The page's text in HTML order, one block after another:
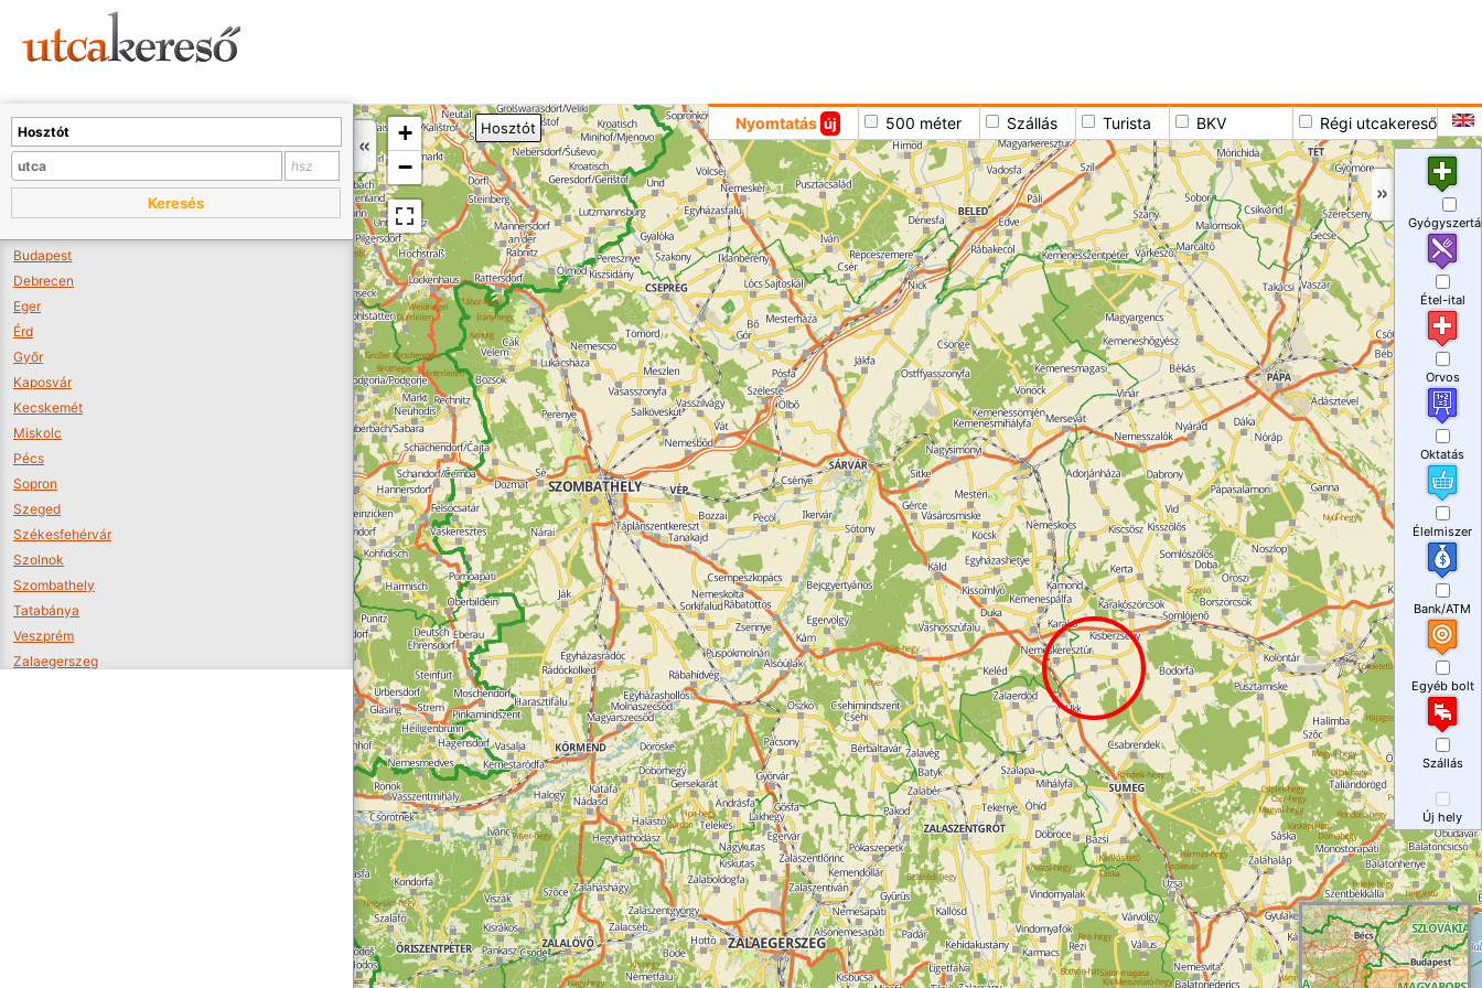
+
−
Nyomtatás új 500 méter Szállás Turista BKV Régi utcakereső
Hosztót
Keresés
Budapest
Debrecen
Eger
Érd
Győr
Kaposvár
Kecskemét
Miskolc
Pécs
Sopron
Szeged
Székesfehérvár
Szolnok
Szombathely
Tatabánya
Veszprém
Zalaegerszeg
Étel-ital
Orvos
Oktatás
Élelmiszer
Bank/ATM
Egyéb bolt
Szállás
Új hely
A térképet kicsinyíteni kell, hogy látszódjanak a boltok.
Boltok látszódjanak >>